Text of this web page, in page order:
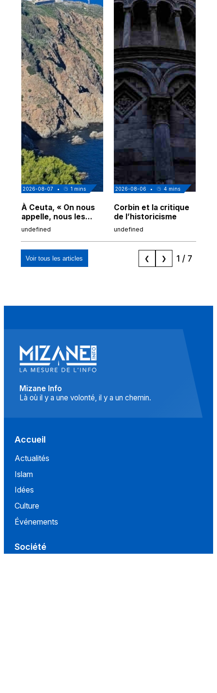
2026-08-07 • 1 mins
À Ceuta, « On nous
appelle, nous les
Espagnols d'origine
"musulmans"»
undefined
2026-08-06 • 4 mins
Corbin et la critique
de l’historicisme
undefined
Voir tous les articles ❮ ❯ 1 / 7
Mizane Info
Là où il y a une volonté, il y a un chemin.
Accueil
Actualités
Islam
Idées
Culture
Événements
Société